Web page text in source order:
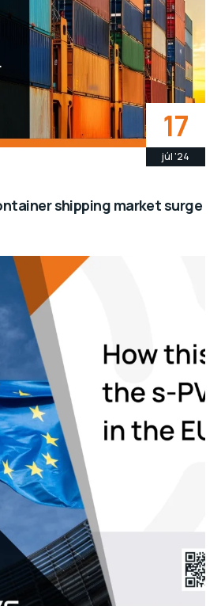
17
júl '24
shipping market surge